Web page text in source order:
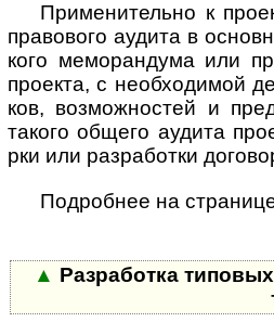
Применительно к
пра­во­вого аудита в
кого мемо­ран­дума или
про­екта, с необ­хо­ди­мой
ков, воз­мож­нос­тей и
такого общего аудита
рки или раз­рабо­тки
Подробнее на
▲ Разработка